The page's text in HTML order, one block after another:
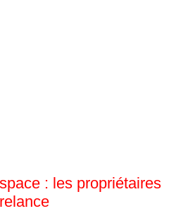
: les propriétaires